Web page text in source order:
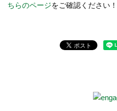
ちらのページをご確認ください！